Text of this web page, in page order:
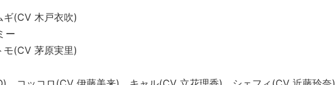
(CV 木戸衣吹)
ー
(CV 茅原実里)